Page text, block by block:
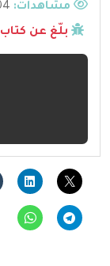
مشاهدات:
بلّغ عن كتاب